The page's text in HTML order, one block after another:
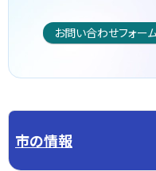
お問い合わせフォー
市の情報